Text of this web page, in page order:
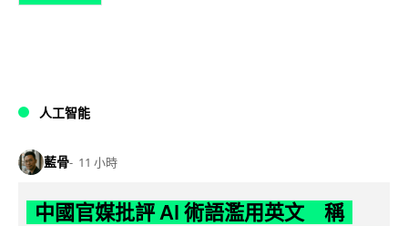
人工智能
藍骨 11 小時
中國官媒批評 AI 術語濫用英文 稱